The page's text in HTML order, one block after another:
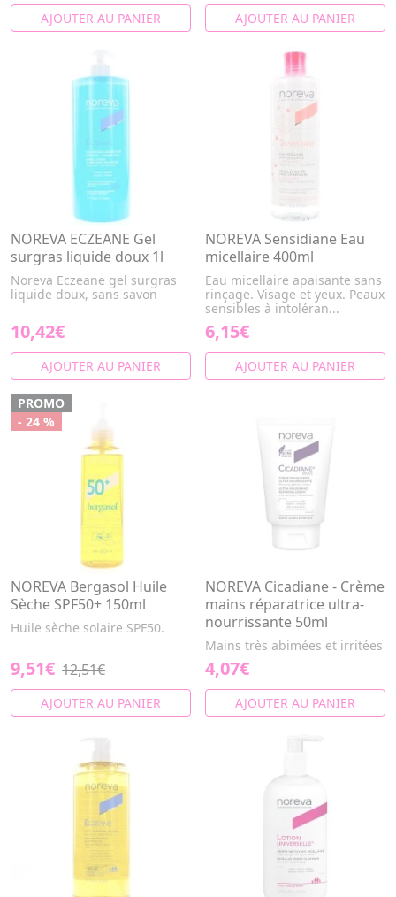
AJOUTER AU PANIER AJOUTER AU PANIER
NOREVA ECZEANE Gel
surgras liquide doux 1l
Noreva Eczeane gel surgras
liquide doux, sans savon
10,42€
AJOUTER AU PANIER
NOREVA Sensidiane Eau
micellaire 400ml
Eau micellaire apaisante sans
rinçage. Visage et yeux. Peaux
sensibles à intoléran...
6,15€
AJOUTER AU PANIER
PROMO
- 24 %
NOREVA Bergasol Huile
Sèche SPF50+ 150ml
Huile sèche solaire SPF50.
9,51€ 12,51€
AJOUTER AU PANIER
NOREVA Cicadiane - Crème
mains réparatrice ultra-
nourrissante 50ml
Mains très abimées et irritées
4,07€
AJOUTER AU PANIER